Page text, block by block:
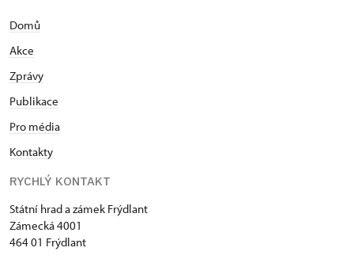
Domů
Akce
Zprávy
Publikace
Pro média
Kontakty
RYCHLÝ KONTAKT
Státní hrad a zámek Frýdlant
Zámecká 4001
464 01 Frýdlant